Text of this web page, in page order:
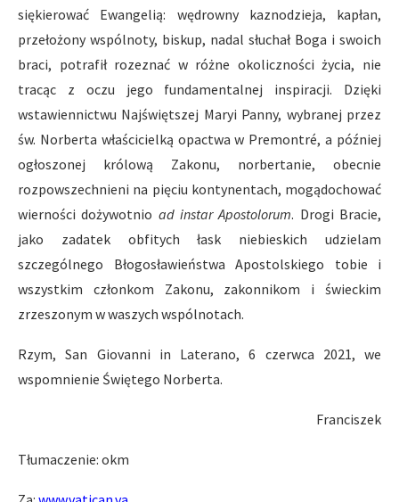
siękierować Ewangelią: wędrowny kaznodzieja, kapłan,
przełożony wspólnoty, biskup, nadal słuchał Boga i swoich
braci, potrafił rozeznać w różne okoliczności życia, nie
tracąc z oczu jego fundamentalnej inspiracji. Dzięki
wstawiennictwu Najświętszej Maryi Panny, wybranej przez
św. Norberta właścicielką opactwa w Premontré, a później
ogłoszonej królową Zakonu, norbertanie, obecnie
rozpowszechnieni na pięciu kontynentach, mogądochować
wierności dożywotnio ad instar Apostolorum. Drogi Bracie,
jako zadatek obfitych łask niebieskich udzielam
szczególnego Błogosławieństwa Apostolskiego tobie i
wszystkim członkom Zakonu, zakonnikom i świeckim
zrzeszonym w waszych wspólnotach.
Rzym, San Giovanni in Laterano, 6 czerwca 2021, we
wspomnienie Świętego Norberta.
Franciszek
Tłumaczenie: okm